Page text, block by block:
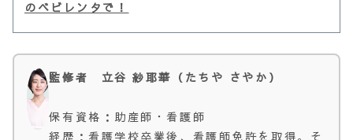
のベビレンタで！
監修者 立谷 紗耶華（たちや さやか）
保有資格：助産師・看護師
経歴：看護学校卒業後、看護師免許を取得。そ